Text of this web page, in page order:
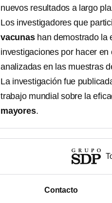
nuevos resultados a largo
Los investigadores que
vacunashan demostrado la
investigaciones por hacer
analizadas en las muestras
La investigación fue
trabajo mundial sobre la
mayores.
Contacto